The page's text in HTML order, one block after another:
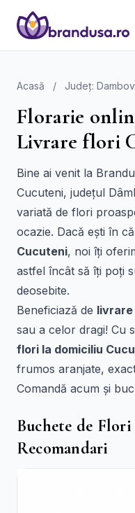
Acasă / Județ:
Florarie
Livrare flori
Bine ai venit la
Cucuteni, județul
variată de flori
ocazie. Dacă ești în
Cucuteni, noi îți
astfel încât să îți poți
deosebite.
Beneficiază de
sau a celor dragi! Cu
flori la domiciliu
frumos aranjate,
Comandă acum și
Buchete de
Recomandari